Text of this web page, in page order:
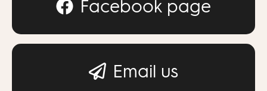
Facebook page
Email us